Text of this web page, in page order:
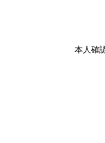
本人確